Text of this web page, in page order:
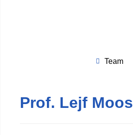
Team
Prof. Lejf Moos